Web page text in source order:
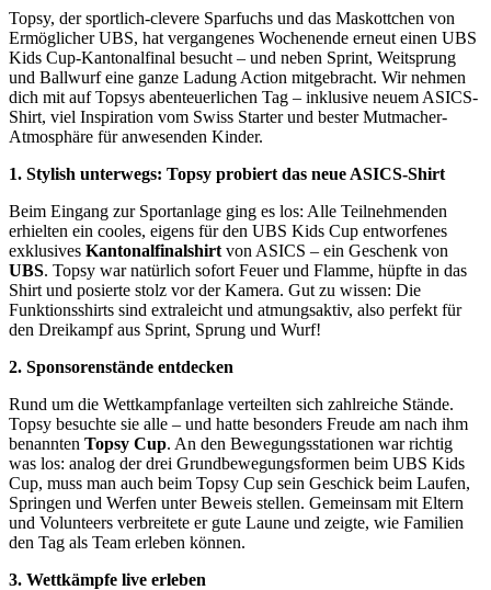
Topsy, der sportlich-clevere Sparfuchs und das Maskottchen von
Ermöglicher UBS, hat vergangenes Wochenende erneut einen UBS
Kids Cup-Kantonalfinal besucht – und neben Sprint, Weitsprung
und Ballwurf eine ganze Ladung Action mitgebracht. Wir nehmen
dich mit auf Topsys abenteuerlichen Tag – inklusive neuem ASICS-
Shirt, viel Inspiration vom Swiss Starter und bester Mutmacher-
Atmosphäre für anwesenden Kinder.
1. Stylish unterwegs: Topsy probiert das neue ASICS‑Shirt
Beim Eingang zur Sportanlage ging es los: Alle Teilnehmenden
erhielten ein cooles, eigens für den UBS Kids Cup entworfenes
exklusives Kantonalfinalshirt von ASICS – ein Geschenk von
UBS. Topsy war natürlich sofort Feuer und Flamme, hüpfte in das
Shirt und posierte stolz vor der Kamera. Gut zu wissen: Die
Funktionsshirts sind extraleicht und atmungsaktiv, also perfekt für
den Dreikampf aus Sprint, Sprung und Wurf!
2. Sponsorenstände entdecken
Rund um die Wettkampfanlage verteilten sich zahlreiche Stände.
Topsy besuchte sie alle – und hatte besonders Freude am nach ihm
benannten Topsy Cup. An den Bewegungsstationen war richtig
was los: analog der drei Grundbewegungsformen beim UBS Kids
Cup, muss man auch beim Topsy Cup sein Geschick beim Laufen,
Springen und Werfen unter Beweis stellen. Gemeinsam mit Eltern
und Volunteers verbreitete er gute Laune und zeigte, wie Familien
den Tag als Team erleben können.
3. Wettkämpfe live erleben